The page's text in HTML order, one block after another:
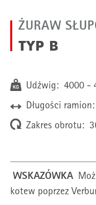
ŻURAW
TYP B
Udźwig: 4000 -
Długości
Zakres obrotu:
WSKAZÓWKA
kotew poprzez